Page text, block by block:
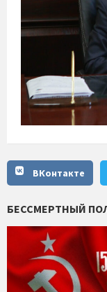
ВКонтакте
БЕССМЕРТНЫЙ